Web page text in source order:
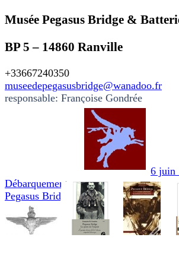
Musée Pegasus Bridge &
BP 5 – 14860 Ranville
+33667240350
museedepegasusbridge@wanadoo.fr
responsable: Françoise Gondrée
6 juin
Débarquement
Pegasus Bridge